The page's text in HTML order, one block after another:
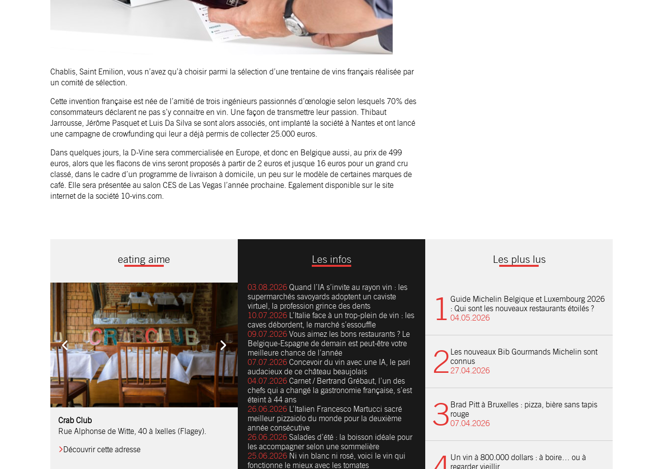
Chablis, Saint Emilion, vous n’avez qu’à choisir parmi la sélection d’une trentaine de vins français réalisée par
un comité de sélection.
Cette invention française est née de l’amitié de trois ingénieurs passionnés d’œnologie selon lesquels 70% des
consommateurs déclarent ne pas s’y connaitre en vin. Une façon de transmettre leur passion. Thibaut
Jarrousse, Jérôme Pasquet et Luis Da Silva se sont alors associés, ont implanté la société à Nantes et ont lancé
une campagne de crowfunding qui leur a déjà permis de collecter 25.000 euros.
Dans quelques jours, la D-Vine sera commercialisée en Europe, et donc en Belgique aussi, au prix de 499
euros, alors que les flacons de vins seront proposés à partir de 2 euros et jusque 16 euros pour un grand cru
classé, dans le cadre d’un programme de livraison à domicile, un peu sur le modèle de certaines marques de
café. Elle sera présentée au salon CES de Las Vegas l’année prochaine. Egalement disponible sur le site
internet de la société 10-vins.com.
eating aime
Comptoir Chouchou
Crab Club
Rue Alphonse de Witte, 40 à Ixelles (Flagey).
Découvrir cette adresse
OM Restaurant
Table & Comptoir
Le Relais d’Orti
Studio 97
Löctave Restaurant
F-eat Restaurant
L’Art des Mets
Restaurant Harmonie
La Table de Jean
Les infos
03.08.2026 Quand l’IA s’invite au rayon vin : les
supermarchés savoyards adoptent un caviste
virtuel, la profession grince des dents
10.07.2026 L’Italie face à un trop-plein de vin : les
caves débordent, le marché s’essouffle
09.07.2026 Vous aimez les bons restaurants ? Le
Belgique-Espagne de demain est peut-être votre
meilleure chance de l’année
07.07.2026 Concevoir du vin avec une IA, le pari
audacieux de ce château beaujolais
04.07.2026 Carnet / Bertrand Grébaut, l’un des
chefs qui a changé la gastronomie française, s’est
éteint à 44 ans
26.06.2026 L’Italien Francesco Martucci sacré
meilleur pizzaiolo du monde pour la deuxième
année consécutive
26.06.2026 Salades d’été : la boisson idéale pour
les accompagner selon une sommelière
25.06.2026 Ni vin blanc ni rosé, voici le vin qui
fonctionne le mieux avec les tomates
Les plus lus
Guide Michelin Belgique et Luxembourg 2026
: Qui sont les nouveaux restaurants étoilés ?
04.05.2026
Les nouveaux Bib Gourmands Michelin sont
connus
27.04.2026
Brad Pitt à Bruxelles : pizza, bière sans tapis
rouge
07.04.2026
Un vin à 800.000 dollars : à boire… ou à
regarder vieillir